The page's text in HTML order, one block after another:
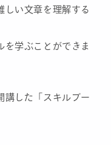
しい文章を理解する
を学ぶことができま
講した「スキルブー